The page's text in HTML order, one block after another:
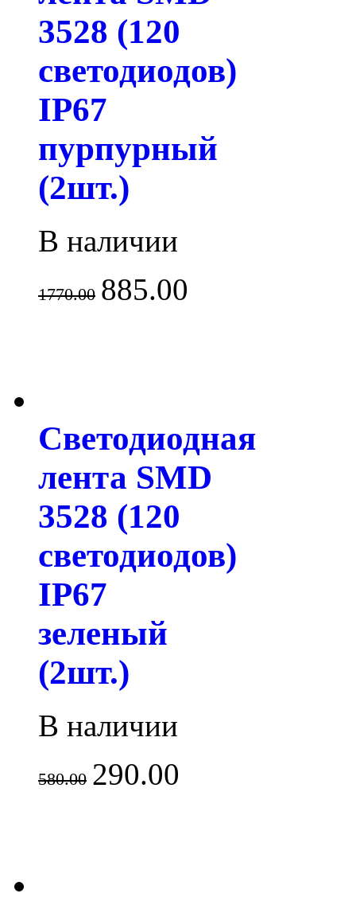
3528 (120
светодиодов)
IP67
пурпурный
(2шт.)
В наличии
1770.00 885.00
Светодиодная
лента SMD
3528 (120
светодиодов)
IP67
зеленый
(2шт.)
В наличии
580.00 290.00